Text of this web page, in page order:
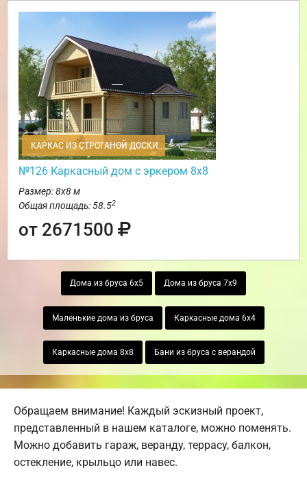
КАРКАС ИЗ СТРОГАНОЙ ДОСКИ
№126 Каркасный дом с эркером 8х8
Размер: 8х8 м
Общая площадь: 58.52
от 2671500
Дома из бруса 6х5 Дома из бруса 7х9
Маленькие дома из бруса Каркасные дома 6х4
Каркасные дома 8х8 Бани из бруса с верандой
Обращаем внимание! Каждый эскизный проект,
представленный в нашем каталоге, можно поменять.
Можно добавить гараж, веранду, террасу, балкон,
остекление, крыльцо или навес.